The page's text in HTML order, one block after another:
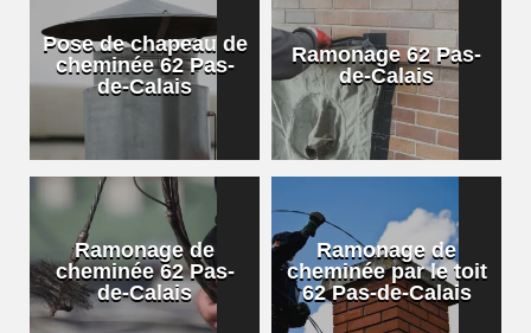
Pose de chapeau de
cheminée 62 Pas-
de-Calais
Ramonage 62 Pas-
de-Calais
Ramonage de
cheminée 62 Pas-
de-Calais
Ramonage de
cheminée par le toit
62 Pas-de-Calais